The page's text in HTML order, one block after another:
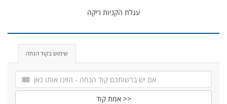
עגלת הקניות ריקה
שימוש בקוד הנחה
אמת קוד >>